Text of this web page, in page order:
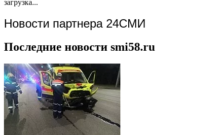
загрузка...
Новости партнера 24СМИ
Последние новости smi58.ru